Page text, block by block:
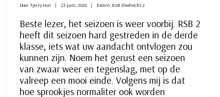
Door Tjerry Hut 23 juni, 2026 Extern, RSB Sliedrecht 2
Beste lezer, het seizoen is weer voorbij. RSB 2
heeft dit seizoen hard gestreden in de derde
klasse, iets wat uw aandacht ontvlogen zou
kunnen zijn. Noem het gerust een seizoen
van zwaar weer en tegenslag, met op de
valreep een mooi einde. Volgens mij is dat
hoe sprookjes normaliter ook worden